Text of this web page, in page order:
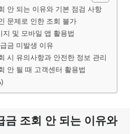
안 되는 이유와 기본 점검 사항
문제로 인한 조회 불가
지 및 모바일 앱 활용법
금 미발생 이유
시 유의사항과 안전한 정보 관리
안 될 때 고객센터 활용법
금 조회 안 되는 이유와